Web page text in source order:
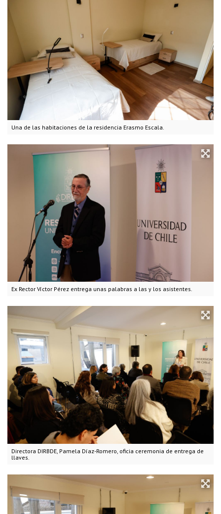
Una de las habitaciones de la residencia Erasmo Escala.
Ex Rector Víctor Pérez entrega unas palabras a las y los asistentes.
Directora DIRBDE, Pamela Díaz-Romero, oficia ceremonia de entrega de
llaves.